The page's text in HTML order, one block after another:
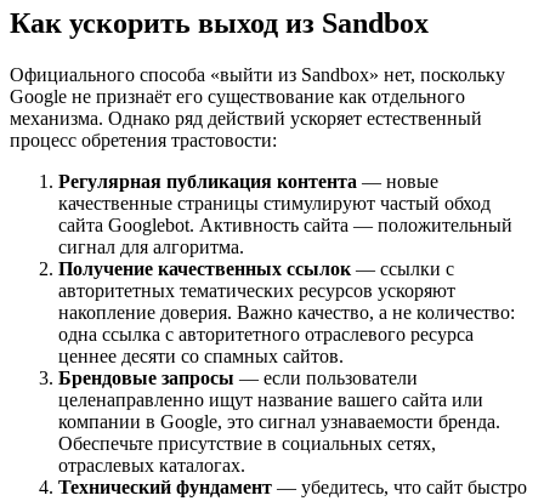
Как ускорить выход из Sandbox
Официального способа «выйти из Sandbox» нет, поскольку
Google не признаёт его существование как отдельного
механизма. Однако ряд действий ускоряет естественный
процесс обретения трастовости:
Регулярная публикация контента — новые
качественные страницы стимулируют частый обход
сайта Googlebot. Активность сайта — положительный
сигнал для алгоритма.
Получение качественных ссылок — ссылки с
авторитетных тематических ресурсов ускоряют
накопление доверия. Важно качество, а не количество:
одна ссылка с авторитетного отраслевого ресурса
ценнее десяти со спамных сайтов.
Брендовые запросы — если пользователи
целенаправленно ищут название вашего сайта или
компании в Google, это сигнал узнаваемости бренда.
Обеспечьте присутствие в социальных сетях,
отраслевых каталогах.
Технический фундамент — убедитесь, что сайт быстро